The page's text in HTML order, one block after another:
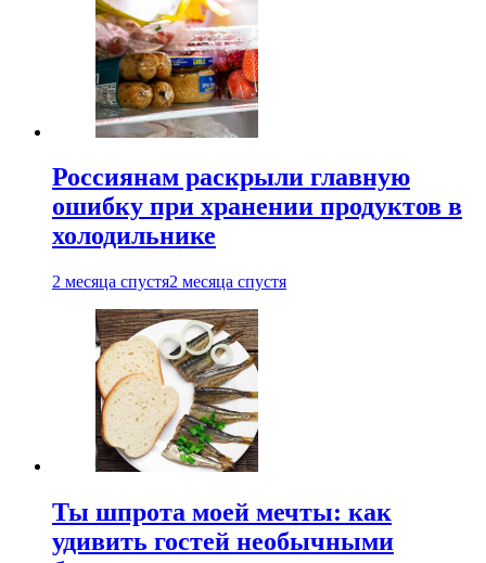
Россиянам раскрыли главную
ошибку при хранении продуктов в
холодильнике
2 месяца спустя2 месяца спустя
Ты шпрота моей мечты: как
удивить гостей необычными